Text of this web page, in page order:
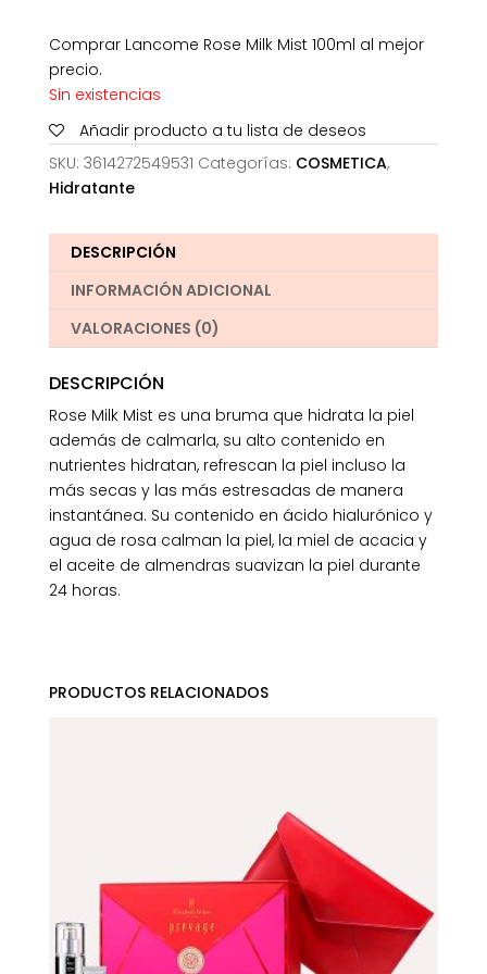
Comprar Lancome Rose Milk Mist 100ml al mejor
precio.
Sin existencias
Añadir producto a tu lista de deseos
SKU: 3614272549531 Categorías: COSMETICA,
Hidratante
DESCRIPCIÓN
INFORMACIÓN ADICIONAL
VALORACIONES (0)
DESCRIPCIÓN
Rose Milk Mist es una bruma que hidrata la piel
además de calmarla, su alto contenido en
nutrientes hidratan, refrescan la piel incluso la
más secas y las más estresadas de manera
instantánea. Su contenido en ácido hialurónico y
agua de rosa calman la piel, la miel de acacia y
el aceite de almendras suavizan la piel durante
24 horas.
PRODUCTOS RELACIONADOS